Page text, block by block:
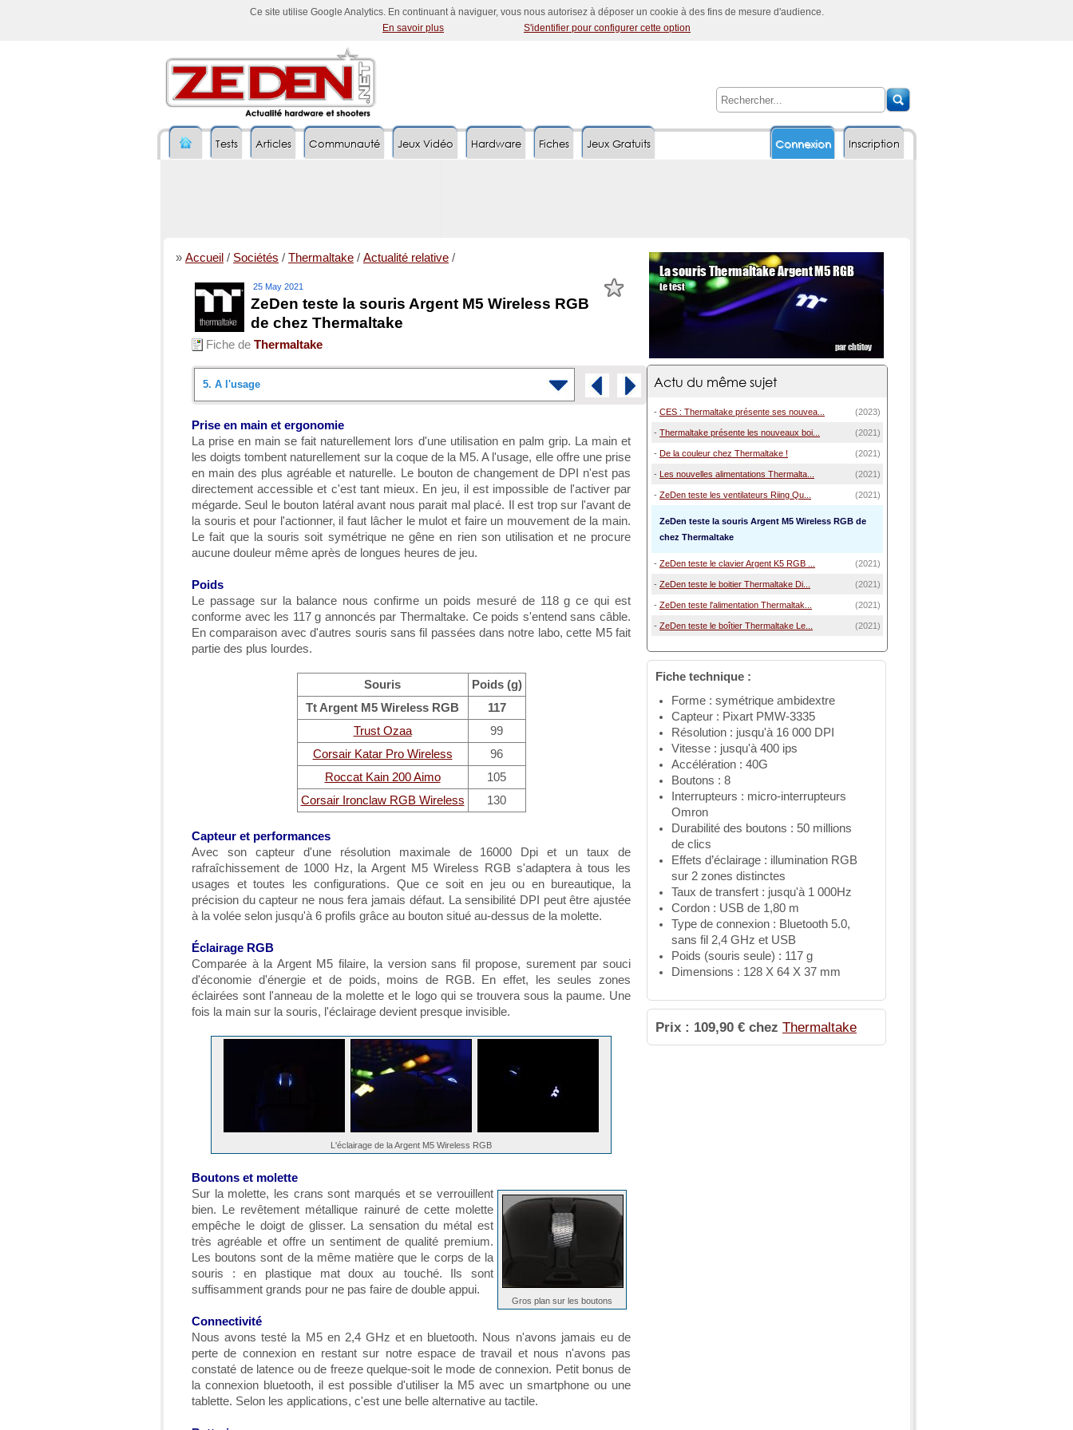
Ce site utilise Google Analytics. En continuant à naviguer, vous nous autorisez à déposer un cookie à des fins de mesure d'audience.
En savoir plus
S'identifier pour configurer cette option
Inscription
Tests Articles Communauté Jeux Vidéo Hardware Fiches Connexion
Jeux Gratuits
» Accueil / Sociétés / Thermaltake / Actualité relative /
25 May 2021
ZeDen teste la souris Argent M5 Wireless RGB
de chez Thermaltake
Fiche de Thermaltake
5. A l'usage
Déballage
Présentation détaillée
Le logiciel iTake de Thermaltake
A l'usage
Prise en main et ergonomie
La prise en main se fait naturellement lors d'une utilisation en palm grip. La main et
les doigts tombent naturellement sur la coque de la M5. A l'usage, elle offre une prise
en main des plus agréable et naturelle. Le bouton de changement de DPI n'est pas
directement accessible et c'est tant mieux. En jeu, il est impossible de l'activer par
mégarde. Seul le bouton latéral avant nous parait mal placé. Il est trop sur l'avant de
la souris et pour l'actionner, il faut lâcher le mulot et faire un mouvement de la main.
Le fait que la souris soit symétrique ne gêne en rien son utilisation et ne procure
aucune douleur même après de longues heures de jeu.
Poids
Le passage sur la balance nous confirme un poids mesuré de 118 g ce qui est
conforme avec les 117 g annoncés par Thermaltake. Ce poids s'entend sans câble.
En comparaison avec d'autres souris sans fil passées dans notre labo, cette M5 fait
partie des plus lourdes.
Souris
Poids (g)
Tt Argent M5 Wireless RGB
117
Trust Ozaa
99
Corsair Katar Pro Wireless
96
Roccat Kain 200 Aimo
105
Corsair Ironclaw RGB Wireless
130
Capteur et performances
Avec son capteur d'une résolution maximale de 16000 Dpi et un taux de
rafraîchissement de 1000 Hz, la Argent M5 Wireless RGB s'adaptera à tous les
usages et toutes les configurations. Que ce soit en jeu ou en bureautique, la
précision du capteur ne nous fera jamais défaut. La sensibilité DPI peut être ajustée
à la volée selon jusqu'à 6 profils grâce au bouton situé au-dessus de la molette.
Éclairage RGB
Comparée à la Argent M5 filaire, la version sans fil propose, surement par souci
d'économie d'énergie et de poids, moins de RGB. En effet, les seules zones
éclairées sont l'anneau de la molette et le logo qui se trouvera sous la paume. Une
fois la main sur la souris, l'éclairage devient presque invisible.
L'éclairage de la Argent M5 Wireless RGB
Boutons et molette
Gros plan sur les boutons
Sur la molette, les crans sont marqués et se verrouillent
bien. Le revêtement métallique rainuré de cette molette
empêche le doigt de glisser. La sensation du métal est
très agréable et offre un sentiment de qualité premium.
Les boutons sont de la même matière que le corps de la
souris : en plastique mat doux au touché. Ils sont
suffisamment grands pour ne pas faire de double appui.
Connectivité
Nous avons testé la M5 en 2,4 GHz et en bluetooth. Nous n'avons jamais eu de
perte de connexion en restant sur notre espace de travail et nous n'avons pas
constaté de latence ou de freeze quelque-soit le mode de connexion. Petit bonus de
la connexion bluetooth, il est possible d'utiliser la M5 avec un smartphone ou une
tablette. Selon les applications, c'est une belle alternative au tactile.
Actu du même sujet
- CES : Thermaltake présente ses nouvea... (2023)
- Thermaltake présente les nouveaux boi... (2021)
- De la couleur chez Thermaltake ! (2021)
- Les nouvelles alimentations Thermalta... (2021)
- ZeDen teste les ventilateurs Riing Qu... (2021)
ZeDen teste la souris Argent M5 Wireless RGB de
chez Thermaltake
- ZeDen teste le clavier Argent K5 RGB ... (2021)
- ZeDen teste le boitier Thermaltake Di... (2021)
- ZeDen teste l'alimentation Thermaltak... (2021)
- ZeDen teste le boîtier Thermaltake Le... (2021)
Fiche technique :
Forme : symétrique ambidextre
Capteur : Pixart PMW-3335
Résolution : jusqu'à 16 000 DPI
Vitesse : jusqu'à 400 ips
Accélération : 40G
Boutons : 8
Interrupteurs : micro-interrupteurs
Omron
Durabilité des boutons : 50 millions
de clics
Effets d’éclairage : illumination RGB
sur 2 zones distinctes
Taux de transfert : jusqu'à 1 000Hz
Cordon : USB de 1,80 m
Type de connexion : Bluetooth 5.0,
sans fil 2,4 GHz et USB
Poids (souris seule) : 117 g
Dimensions : 128 X 64 X 37 mm
Prix : 109,90 € chez Thermaltake